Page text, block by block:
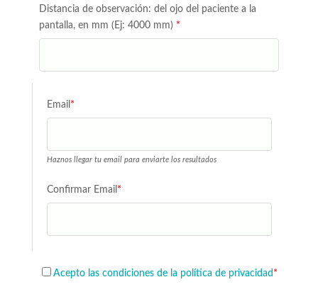
Distancia de observación: del ojo del paciente a la
pantalla, en mm (Ej: 4000 mm) *
Email *
Haznos llegar tu email para enviarte los resultados
Confirmar Email *
Acepto las condiciones de la política de privacidad *